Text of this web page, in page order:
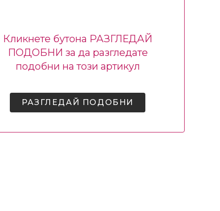
Кликнете бутона РАЗГЛЕДАЙ
ПОДОБНИ за да разгледате
подобни на този артикул
РАЗГЛЕДАЙ ПОДОБНИ